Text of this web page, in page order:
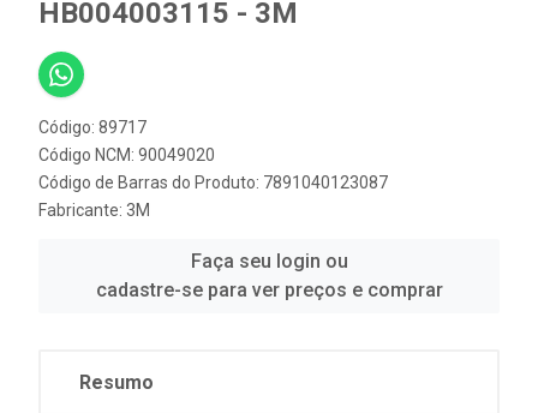
HB004003115 - 3M
Código: 89717
Código NCM: 90049020
Código de Barras do Produto: 7891040123087
Fabricante: 3M
Faça seu login ou
cadastre-se para ver preços e comprar
Resumo